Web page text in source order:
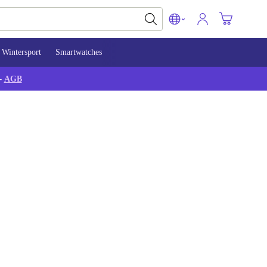
Wintersport Smartwatches
AGB